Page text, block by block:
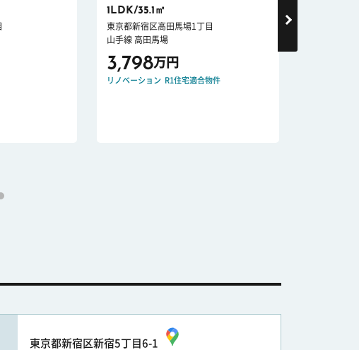
1LDK/35.1㎡
東京都新宿区高田馬場1丁目
山手線 高田馬場
3,798万円
リノベーション R1住宅適合物件
東京都新宿区新宿5丁目6-1